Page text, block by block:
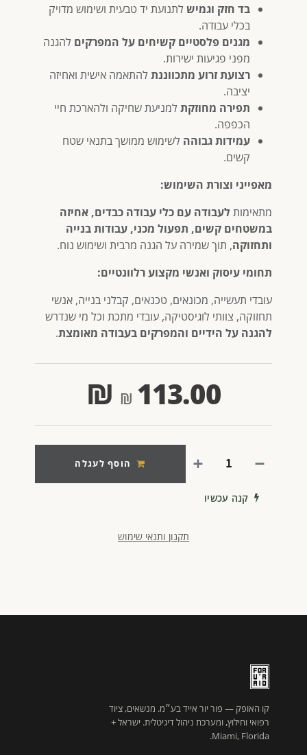
בד חזק וגמיש לתנועת יד טבעית ושימוש מדויק
בכלי עבודה.
מגנים פלסטיים קשיחים על המפרקים להגנה
מפני פגיעות ישירות.
רצועת זרוע מתכווננת להתאמה אישית ואחיזה
יציבה.
תפירה מחוזקת למניעת שחיקה ולהארכת חיי
הכפפה.
עמידות גבוהה לשימוש ממושך בתנאי שטח
קשים.
מאפייני וצורת השימוש:
מתאימות לעבודה עם כלי עבודה כבדים, אחיזה
במשטחים קשים, תפעול מכני, עבודות בנייה
ותחזוקה, תוך שמירה על הגנה מרבית ושימוש נוח.
תחומי עיסוק ואנשי מקצוע רלוונטיים:
עובדי תעשייה, מכונאים, טכנאים, קבלני בנייה, אנשי
תחזוקה, צוותי לוגיסטיקה, עובדי מתכת וכל מי שנדרש
להגנה על הידיים והמפרקים בעבודה מאומצת.
113.00
₪
הוסף לעגלה
קנה עכשיו
תקנון ותנאי שימוש
קו האופק — פור יור אייד בע״מ. מנשאים, ציוד
רפואי וחילוץ, ומערכת ניהול דיגיטלית. ישראל +
Miami, Florida.